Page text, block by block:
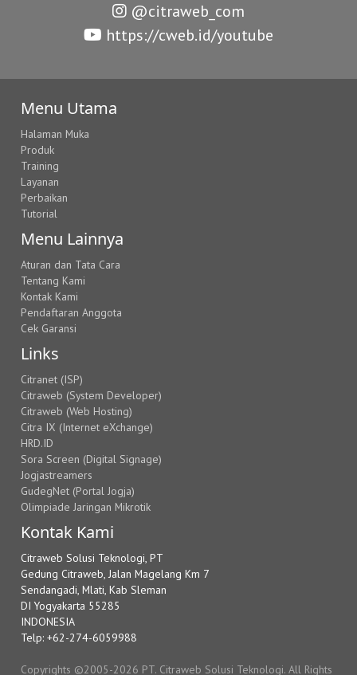
@citraweb_com
https://cweb.id/youtube
Menu Utama
Halaman Muka
Produk
Training
Layanan
Perbaikan
Tutorial
Menu Lainnya
Aturan dan Tata Cara
Tentang Kami
Kontak Kami
Pendaftaran Anggota
Cek Garansi
Links
Citranet (ISP)
Citraweb (System Developer)
Citraweb (Web Hosting)
Citra IX (Internet eXchange)
HRD.ID
Sora Screen (Digital Signage)
Jogjastreamers
GudegNet (Portal Jogja)
Olimpiade Jaringan Mikrotik
Kontak Kami
Citraweb Solusi Teknologi, PT
Gedung Citraweb, Jalan Magelang Km 7
Sendangadi, Mlati, Kab Sleman
DI Yogyakarta 55285
INDONESIA
Telp: +62-274-6059988
Copyrights ©2005-2026 PT. Citraweb Solusi Teknologi. All Rights